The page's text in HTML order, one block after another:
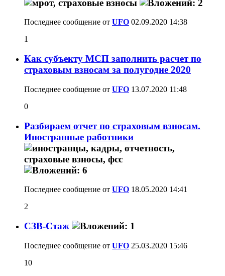
Последнее сообщение от UFO 02.09.2020 14:38
1
Как субъекту МСП заполнить расчет по
страховым взносам за полугодие 2020
Последнее сообщение от UFO 13.07.2020 11:48
0
Разбираем отчет по страховым взносам.
Иностранные работники
Последнее сообщение от UFO 18.05.2020 14:41
2
СЗВ-Стаж
Последнее сообщение от UFO 25.03.2020 15:46
10